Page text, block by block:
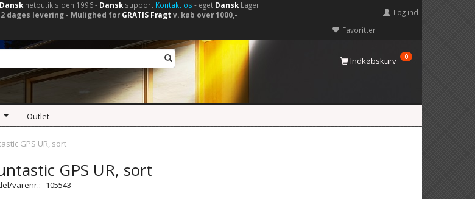
Dansknetbutik siden 1996 - Dansksupport Kontakt os - eget DanskLager
2 dages levering - Mulighed for GRATIS Fragt v. køb over 1000,-
Favoritter
Log ind
Indkøbskurv 0
Outlet
GPS UR, sort
GPS UR, sort
varenr.: 105543